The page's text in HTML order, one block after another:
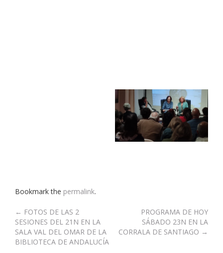
Bookmark the permalink.
Post
navigation
← FOTOS DE LAS 2
SESIONES DEL 21N EN LA
SALA VAL DEL OMAR DE LA
BIBLIOTECA DE ANDALUCÍA
PROGRAMA DE HOY
SÁBADO 23N EN LA
CORRALA DE SANTIAGO →